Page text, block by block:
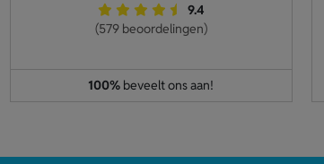
9.4
(579 beoordelingen)
100% beveelt ons aan!